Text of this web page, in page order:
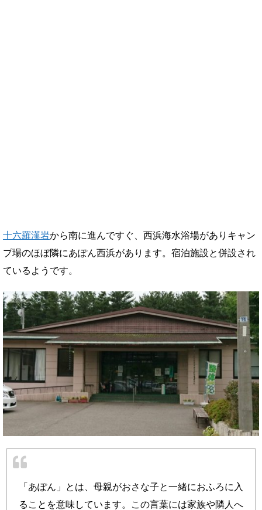
十六羅漢岩から南に進んですぐ、西浜海水浴場がありキャン
プ場のほぼ隣にあぽん西浜があります。宿泊施設と併設され
ているようです。
「あぽん」とは、母親がおさな子と一緒におふろに入
ることを意味しています。この言葉には家族や隣人へ